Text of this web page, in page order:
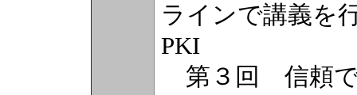
ラインで講義を
PKI
第３回 信頼で